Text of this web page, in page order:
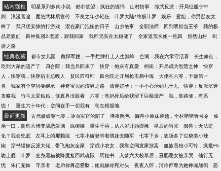
站内强推 明星系列多肉小说 都市欲望：疯狂的缠绵 山村情事
综武反派：开局征服宁中
则
浪漫官途 魔艳武林后宫传 不良之年少轻狂 斗罗大陆4终极斗罗
娱乐：蜜姐，你男朋友太
棒了
我只想安静的打游戏 混在豪门泡妞的日子 山乡艳事 全职法师 回到明朝当王爷
我的极
品老婆们
四神集团2·老婆，跟我回家 我师兄实在太稳健了 全家逃荒长姐一拖四 悠然山村
剑
徒之路
经典收藏 都市女儿国 彪悍军嫂，一手烂牌打上人生巅峰 空间：我在六零守活寡
长生修仙，
吃到大家的遗产了
四合院：我当兵回来了 快穿：炮灰有真爱 柯南：开局成为智慧之神
快穿
人，快穿魂，快穿宿主总嘎人
贫民阵符师 四合院之开局枪击易中海
大佬在六零，干饭第一
名
我家有个空间要继承 神奇宝贝的渣男之路 清穿好孕：一不小心活到九十九
快穿：反派沉迷
攻略我
竹马太爱贴贴，修真界没眼看 六零：爸妈死后给我留下巨额遗产
我，鲁路修，有系
统！
重生六十年代：空间在手一切我有 苟在根据地
最近更新 古代娇娘穿七零，冷面军官沦陷了 港夜熟色 御兽小师妹穿越，全村猪猪听号令
偷
亲一口，阴郁大佬变成恋爱脑
疯柳腰 重生千禧，从八岁开始摆摊 皇后的容光
御兽：无法进
化？我会兜底
左耳上的那颗痣 七零小娇妻带着萌娃去随军
七零下乡，农场多了位貌美小辣
椒
穿书错嫁反派大佬，带飞炮灰全家 穿成小农女，我靠空间发家致富
血族贵校小可怜，疯批F5
吻上瘾
斗罗：变身黑猫被降魔捡回武魂殿 阿姐书 入梦六大校草后，丑肥恶女被亲哭
仙行无
忧
朱门宠婢 寻亲者 老弟你再恋爱脑，姐就嫁你死对头 夜夜入怀，清冷师尊为她神魂颠倒
恶